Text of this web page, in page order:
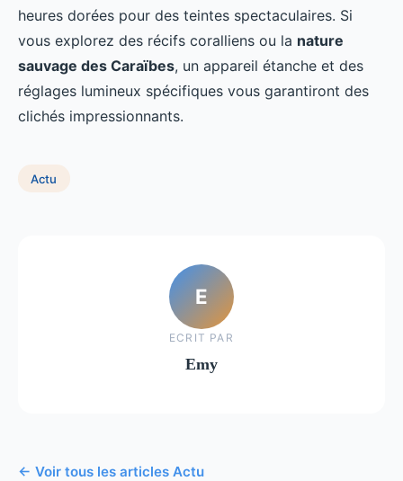
heures dorées pour des teintes spectaculaires. Si
vous explorez des récifs coralliens ou la nature
sauvage des Caraïbes, un appareil étanche et des
réglages lumineux spécifiques vous garantiront des
clichés impressionnants.
Actu
E
ECRIT PAR
Emy
← Voir tous les articles Actu